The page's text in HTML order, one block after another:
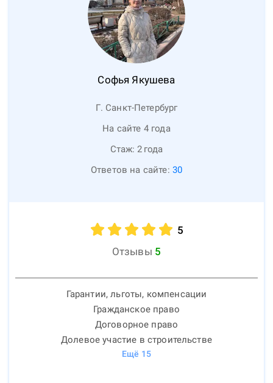
Софья Якушева
Г. Санкт-Петербург
На сайте 4 года
Стаж: 2 года
Ответов на сайте: 30
5
Отзывы 5
Гарантии, льготы, компенсации
Гражданское право
Договорное право
Долевое участие в строительстве
Ещё 15